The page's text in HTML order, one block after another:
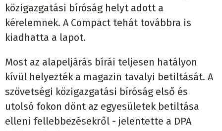
közigazgatási bíróság helyt adott a
kérelemnek. A Compact tehát továbbra is
kiadhatta a lapot.
Most az alapeljárás bírái teljesen hatályon
kívül helyezték a magazin tavalyi betiltását. A
szövetségi közigazgatási bíróság első és
utolsó fokon dönt az egyesületek betiltása
elleni fellebbezésekről - jelentette a DPA